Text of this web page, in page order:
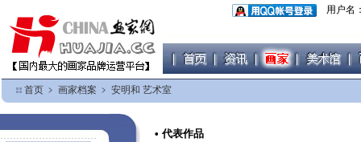
用户名
首页 ﹥ 画家档案 ﹥ 安明和 艺术室
• 代表作品